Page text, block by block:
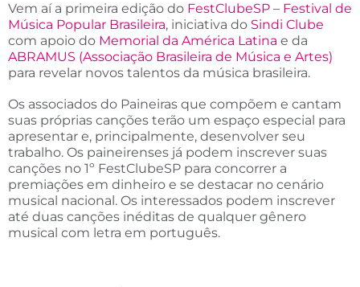
Vem aí a primeira edição do FestClubeSP – Festival de
Música Popular Brasileira, iniciativa do Sindi Clube
com apoio do Memorial da América Latina e da
ABRAMUS (Associação Brasileira de Música e Artes)
para revelar novos talentos da música brasileira.
Os associados do Paineiras que compõem e cantam
suas próprias canções terão um espaço especial para
apresentar e, principalmente, desenvolver seu
trabalho. Os paineirenses já podem inscrever suas
canções no 1º FestClubeSP para concorrer a
premiações em dinheiro e se destacar no cenário
musical nacional. Os interessados podem inscrever
até duas canções inéditas de qualquer gênero
musical com letra em português.